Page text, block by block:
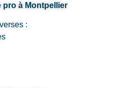
à Montpellier
: